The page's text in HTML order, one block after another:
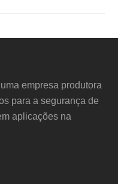
empresa produtora
para a segurança de
aplicações na